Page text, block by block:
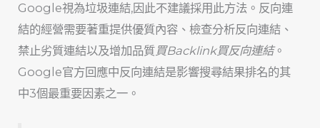
Google視為垃圾連結,因此不建議採用此方法。反向連
結的經營需要著重提供優質內容、檢查分析反向連結、
禁止劣質連結以及增加品質買Backlink買反向連結。
Google官方回應中反向連結是影響搜尋結果排名的其
中3個最重要因素之一。